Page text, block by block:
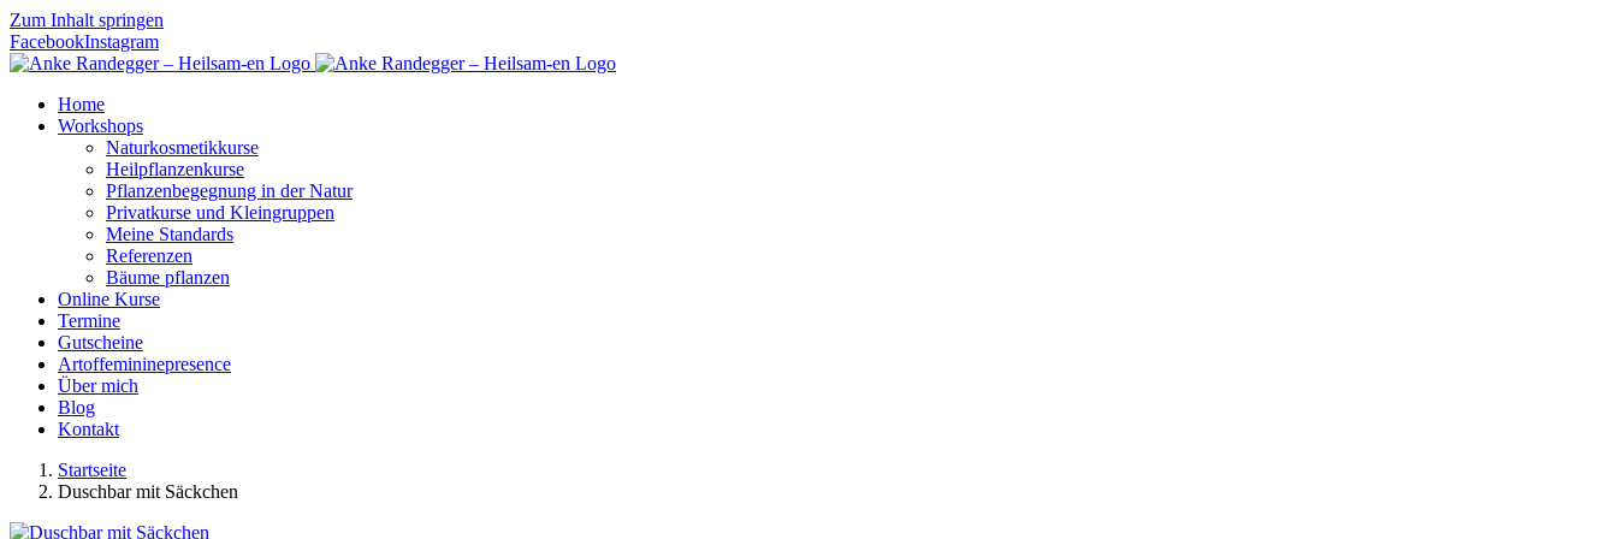
Zum Inhalt springen
FacebookInstagram
Home
Workshops
Naturkosmetikkurse
Heilpflanzenkurse
Pflanzenbegegnung in der Natur
Privatkurse und Kleingruppen
Meine Standards
Referenzen
Bäume pflanzen
Online Kurse
Termine
Gutscheine
Artoffemininepresence
Über mich
Blog
Kontakt
Startseite
Duschbar mit Säckchen